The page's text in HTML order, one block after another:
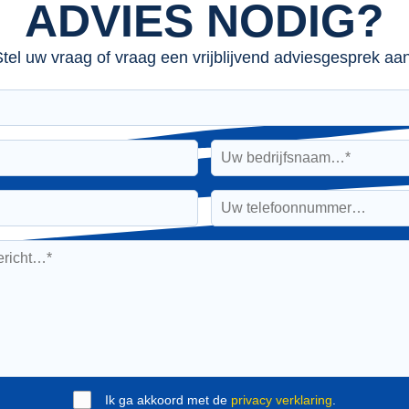
ADVIES NODIG?
uw vraag of vraag een vrijblijvend adviesgesprek
Ik ga akkoord met de privacy verklaring